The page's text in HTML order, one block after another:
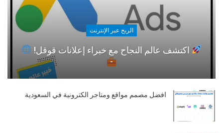
الربح عبر الإنترنت
اكتشف عالم النجاح مع خبراء إعلانات قوقل!
افضل مصمم مواقع ومتاجر الكترونية في السعودية